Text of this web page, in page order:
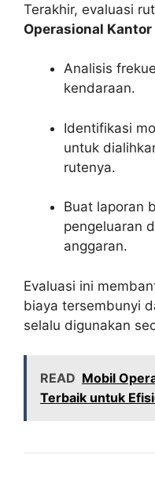
Terakhir, evaluasi
Operasional Kantor
Analisis
kendaraan.
Identifikasi
untuk
rutenya.
Buat laporan
pengeluaran
anggaran.
Evaluasi ini
biaya tersembunyi
selalu digunakan
READ Mobil
Terbaik untuk